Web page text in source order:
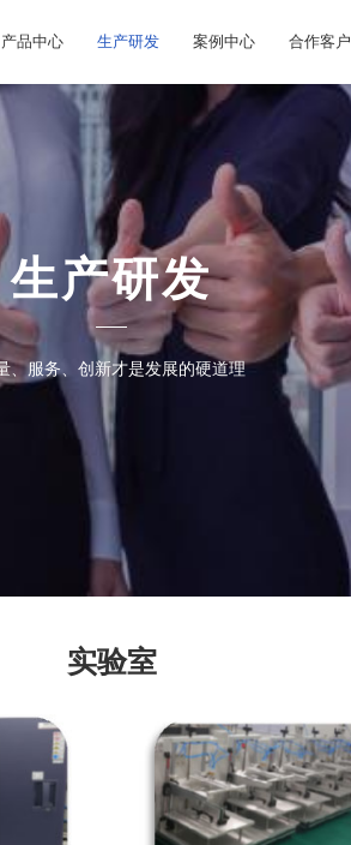
产品中心 生产研发 案例中心 合作客户
生产研发
、服务、创新才是发展的硬道理
实验室